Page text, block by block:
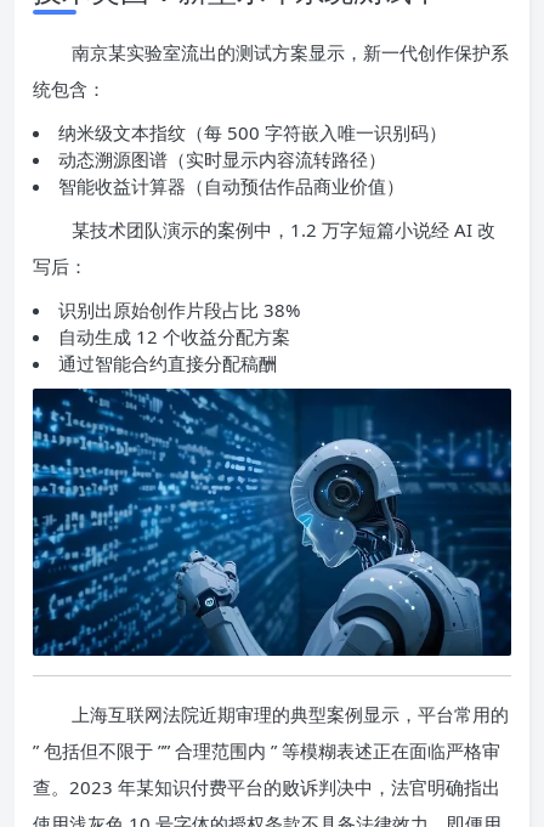
南京某实验室流出的测试方案显示，新一代创作保护系
统包含：
纳米级文本指纹（每 500 字符嵌入唯一识别码）
动态溯源图谱（实时显示内容流转路径）
智能收益计算器（自动预估作品商业价值）
某技术团队演示的案例中，1.2 万字短篇小说经 AI 改
写后：
识别出原始创作片段占比 38%
自动生成 12 个收益分配方案
通过智能合约直接分配稿酬
上海互联网法院近期审理的典型案例显示，平台常用的
” 包括但不限于 ”” 合理范围内 ” 等模糊表述正在面临严格审
查。2023 年某知识付费平台的败诉判决中，法官明确指出